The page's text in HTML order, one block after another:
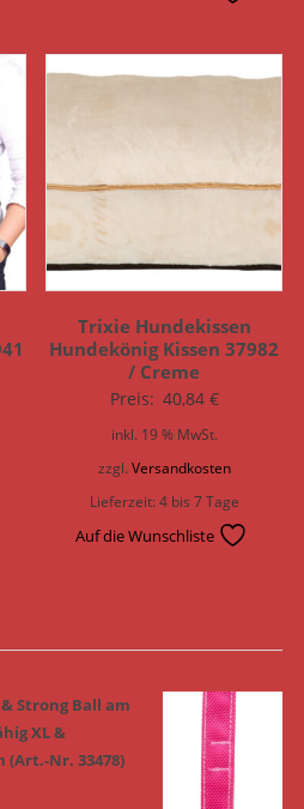
Trixie Hundekissen
Hundekönig Kissen 37982
/ Creme
Preis: 40,84 €
inkl. 19 % MwSt.
zzgl. Versandkosten
Lieferzeit:4 bis 7 Tage
Auf die Wunschliste
Strong Ball am
XL &
(Art.-Nr. 33478)